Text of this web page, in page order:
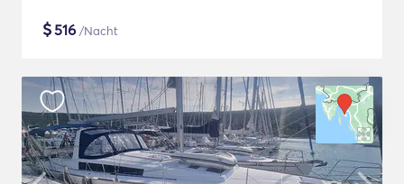
$516 /Nacht